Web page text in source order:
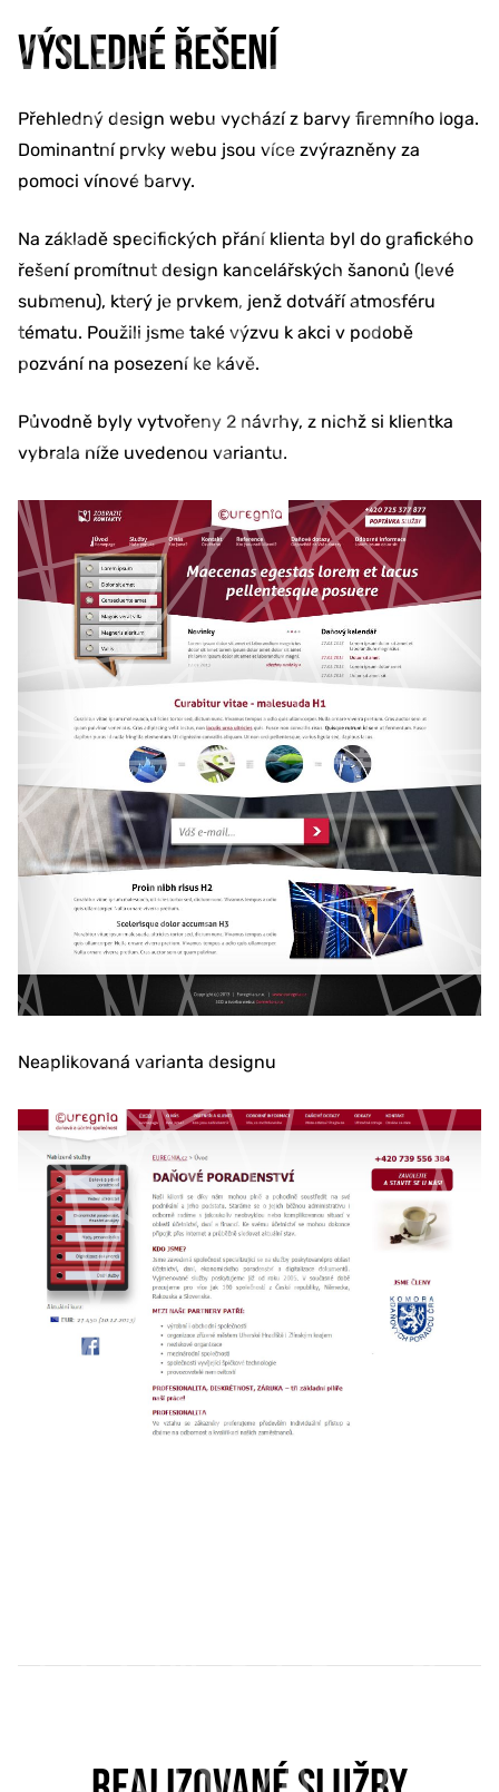
VÝSLEDNÉ ŘEŠENÍ
Přehledný design webu vychází z barvy firemního loga.
Dominantní prvky webu jsou více zvýrazněny za
pomoci vínové barvy.
Na základě specifických přání klienta byl do grafického
řešení promítnut design kancelářských šanonů (levé
submenu), který je prvkem, jenž dotváří atmosféru
tématu. Použili jsme také výzvu k akci v podobě
pozvání na posezení ke kávě.
Původně byly vytvořeny 2 návrhy, z nichž si klientka
vybrala níže uvedenou variantu.
Neaplikovaná varianta designu